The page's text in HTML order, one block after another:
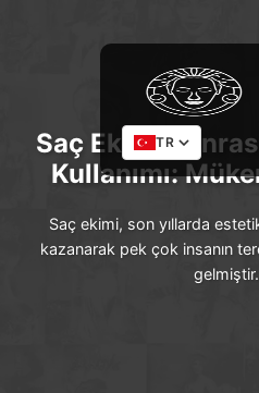
TR
Saç Ekimi
Kullanımı:
Saç ekimi, son yıllarda
kazanarak pek çok insanın